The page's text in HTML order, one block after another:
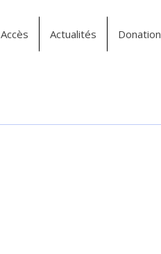
Accès Actualités Donation